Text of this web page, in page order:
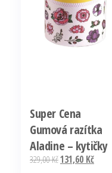
Super Cena
Gumová razítka
Aladine – kytičky
329,00KčPůvodní
131,60 KčAktuální